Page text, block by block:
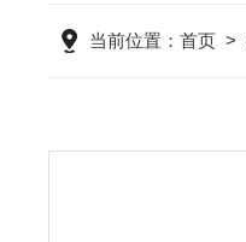
当前位置：首页 >